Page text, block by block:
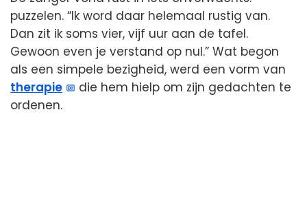
puzzelen. “Ik word daar helemaal rustig van.
Dan zit ik soms vier, vijf uur aan de tafel.
Gewoon even je verstand op nul.” Wat begon
als een simpele bezigheid, werd een vorm van
therapie
die hem hielp om zijn gedachten te
ordenen.